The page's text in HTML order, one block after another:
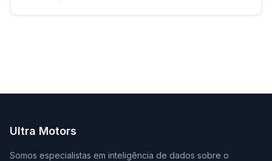
Ultra Motors
Somos especialistas em inteligência de dados sobre o